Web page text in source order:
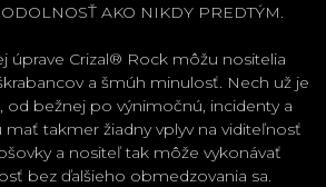
AKO NIKDY PREDTÝM.
úprave Crizal® Rock môžu nositelia
a šmúh minulosť. Nech už je
od bežnej po výnimočnú, incidenty a
mať takmer žiadny vplyv na viditeľnosť
a nositeľ tak môže vykonávať
bez ďalšieho obmedzovania sa.